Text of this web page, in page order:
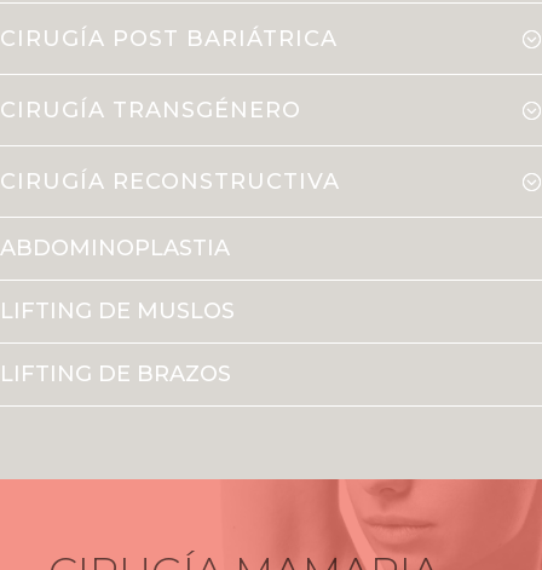
CIRUGÍA POST BARIÁTRICA
CIRUGÍA TRANSGÉNERO
CIRUGÍA RECONSTRUCTIVA
ABDOMINOPLASTIA
LIFTING DE MUSLOS
LIFTING DE BRAZOS